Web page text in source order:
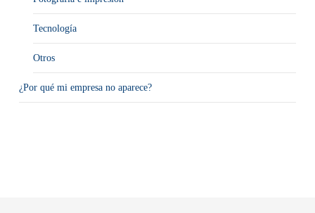
Tecnología
Otros
¿Por qué mi empresa no aparece?